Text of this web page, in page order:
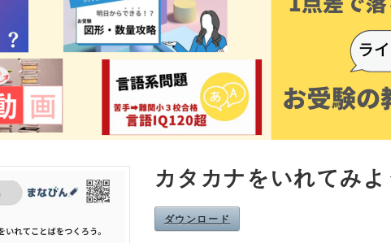
カタカナをいれてみ
ダウンロード